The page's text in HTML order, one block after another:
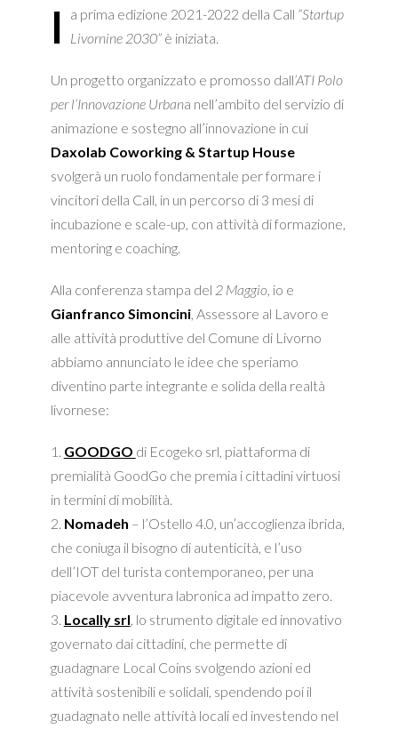
l a prima edizione 2021-2022 della Call “Startup
Livornine 2030”è iniziata.
Un progetto organizzato e promosso dall’ATI Polo
per l’Innovazione Urbana nell’ambito del servizio di
animazione e sostegno all’innovazione in cui
Daxolab Coworking & Startup House
svolgerà un ruolo fondamentale per formare i
vincitori della Call, in un percorso di 3 mesi di
incubazione e scale-up, con attività di formazione,
mentoring e coaching.
Alla conferenza stampa del 2 Maggio, io e
Gianfranco Simoncini, Assessore al Lavoro e
alle attività produttive del Comune di Livorno
abbiamo annunciato le idee che speriamo
diventino parte integrante e solida della realtà
livornese:
1. GOODGO di Ecogeko srl, piattaforma di
premialità GoodGo che premia i cittadini virtuosi
in termini di mobilità.
2. Nomadeh – l’Ostello 4.0, un’accoglienza ibrida,
che coniuga il bisogno di autenticità, e l’uso
dell’IOT del turista contemporaneo, per una
piacevole avventura labronica ad impatto zero.
3. Locally srl , lo strumento digitale ed innovativo
governato dai cittadini, che permette di
guadagnare Local Coins svolgendo azioni ed
attività sostenibili e solidali, spendendo poi il
guadagnato nelle attività locali ed investendo nel